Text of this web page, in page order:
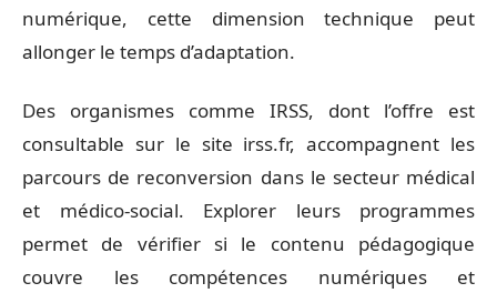
numérique, cette dimension technique peut
allonger le temps d’adaptation.
Des organismes comme IRSS, dont l’offre est
consultable sur le site irss.fr, accompagnent les
parcours de reconversion dans le secteur médical
et médico-social. Explorer leurs programmes
permet de vérifier si le contenu pédagogique
couvre les compétences numériques et